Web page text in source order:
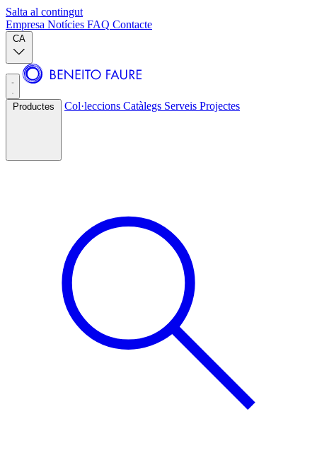
Salta al contingut
Empresa Notícies FAQ Contacte
CA
Productes Col·leccions Catàlegs Serveis Projectes